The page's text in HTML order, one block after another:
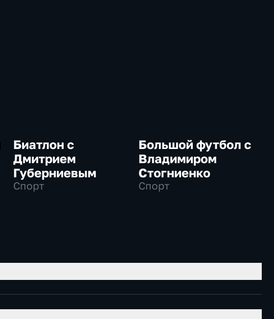
Биатлон с
Дмитрием
Губерниевым
Спорт
Большой футбол с
Владимиром
Стогниенко
Спорт